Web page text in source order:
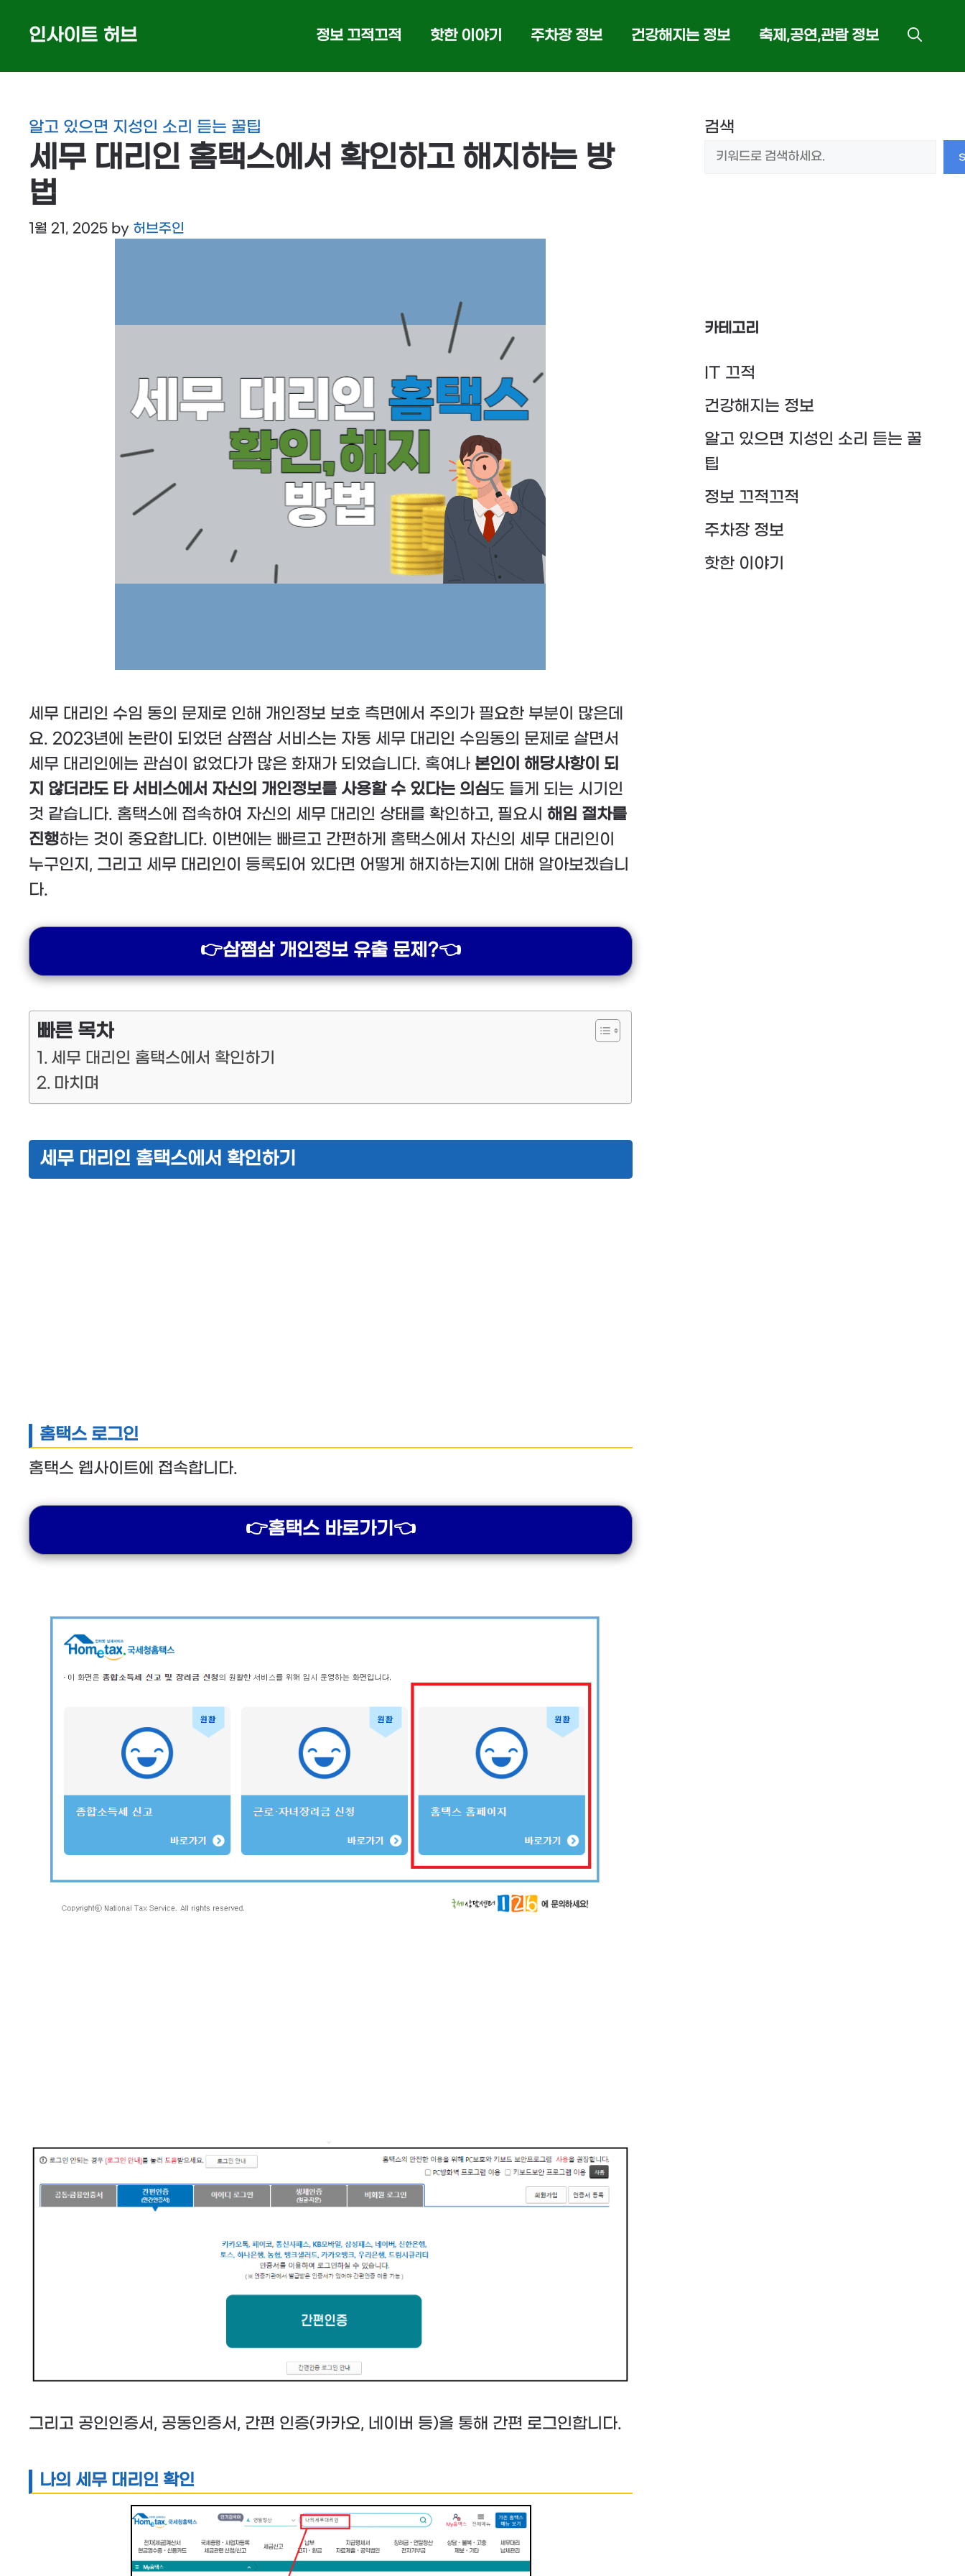
인사이트 허브 정보 끄적끄적 핫한 이야기 주차장 정보 건강해지는 정보 축제,공연,관람 정보
알고 있으면 지성인 소리 듣는 꿀팁
세무 대리인 홈택스에서 확인하고 해지하는 방
법
1월 21, 2025 by 허브주인
세무 대리인 수임 동의 문제로 인해 개인정보 보호 측면에서 주의가 필요한 부분이 많은데
요. 2023년에 논란이 되었던 삼쩜삼 서비스는 자동 세무 대리인 수임동의 문제로 살면서
세무 대리인에는 관심이 없었다가 많은 화재가 되었습니다. 혹여나 본인이 해당사항이 되
지 않더라도 타 서비스에서 자신의 개인정보를 사용할 수 있다는 의심도 들게 되는 시기인
것 같습니다. 홈택스에 접속하여 자신의 세무 대리인 상태를 확인하고, 필요시 해임 절차를
진행하는 것이 중요합니다. 이번에는 빠르고 간편하게 홈택스에서 자신의 세무 대리인이
누구인지, 그리고 세무 대리인이 등록되어 있다면 어떻게 해지하는지에 대해 알아보겠습니
다.
👉삼쩜삼 개인정보 유출 문제?👈
빠른 목차
세무 대리인 홈택스에서 확인하기
마치며
세무 대리인 홈택스에서 확인하기
홈택스 로그인
홈택스 웹사이트에 접속합니다.
👉홈택스 바로가기👈
그리고 공인인증서, 공동인증서, 간편 인증(카카오, 네이버 등)을 통해 간편 로그인합니다.
나의 세무 대리인 확인
검색
카테고리
IT 끄적
건강해지는 정보
알고 있으면 지성인 소리 듣는 꿀
팁
정보 끄적끄적
주차장 정보
핫한 이야기